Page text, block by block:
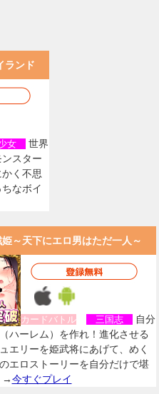
ランド
女
世界
スター
く不思
なボイ
～天下にエロ男はただ一人～
カードバトル 三国志
自分
ハーレム）を作れ！進化させる
エリーを姫武将にあげて、めく
エロストーリーを自分だけで堪
→今すぐプレイ